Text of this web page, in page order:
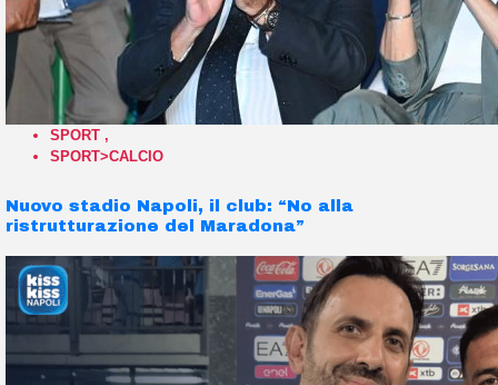
SPORT ,
SPORT>CALCIO
Nuovo stadio Napoli, il club: “No alla
ristrutturazione del Maradona”